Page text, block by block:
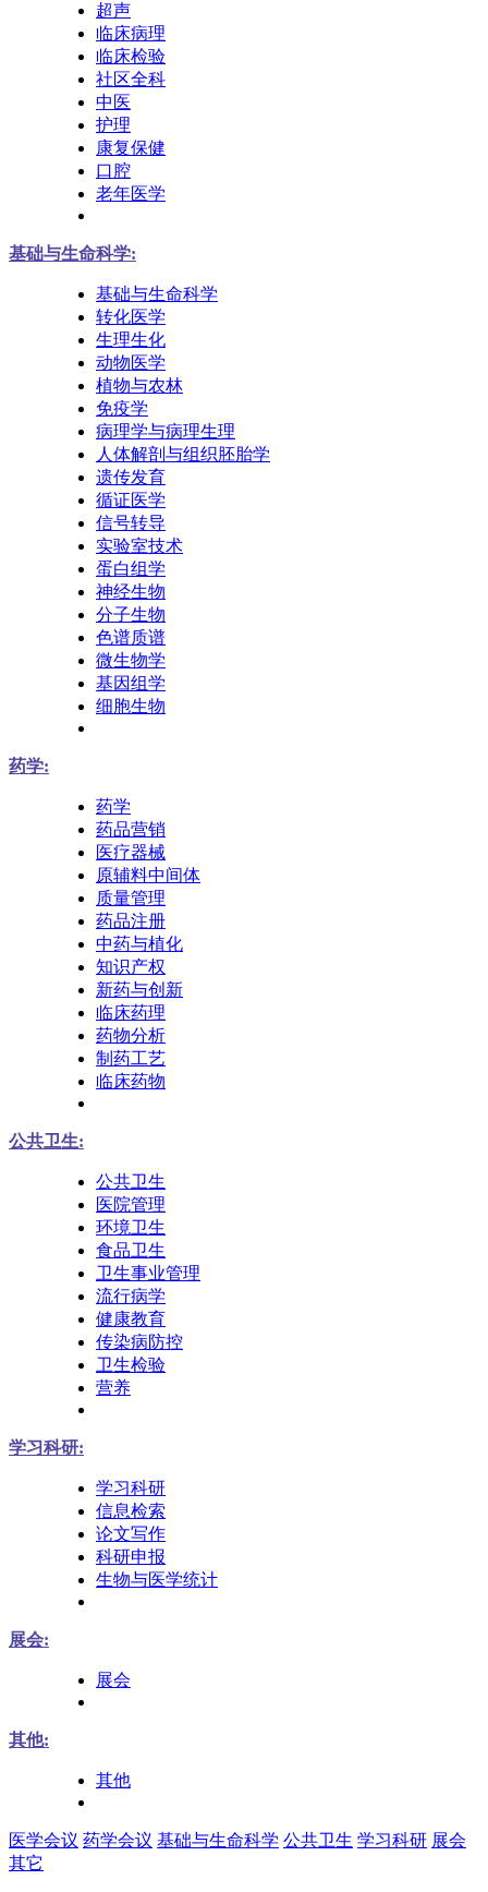
超声
临床病理
临床检验
社区全科
中医
护理
康复保健
口腔
老年医学
基础与生命科学:
基础与生命科学
转化医学
生理生化
动物医学
植物与农林
免疫学
病理学与病理生理
人体解剖与组织胚胎学
遗传发育
循证医学
信号转导
实验室技术
蛋白组学
神经生物
分子生物
色谱质谱
微生物学
基因组学
细胞生物
药学:
药学
药品营销
医疗器械
原辅料中间体
质量管理
药品注册
中药与植化
知识产权
新药与创新
临床药理
药物分析
制药工艺
临床药物
公共卫生:
公共卫生
医院管理
环境卫生
食品卫生
卫生事业管理
流行病学
健康教育
传染病防控
卫生检验
营养
学习科研:
学习科研
信息检索
论文写作
科研申报
生物与医学统计
展会:
展会
其他:
其他
医学会议 药学会议 基础与生命科学 公共卫生 学习科研 展会
其它